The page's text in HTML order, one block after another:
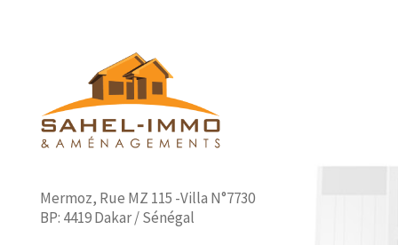
Mermoz, Rue MZ 115 -Villa N°7730
BP: 4419 Dakar / Sénégal